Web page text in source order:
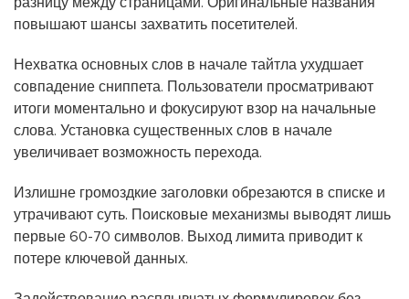
повышают шансы захватить посетителей.
Нехватка основных слов в начале тайтла ухудшает
совпадение сниппета. Пользователи просматривают
итоги моментально и фокусируют взор на начальные
слова. Установка существенных слов в начале
увеличивает возможность перехода.
Излишне громоздкие заголовки обрезаются в списке и
утрачивают суть. Поисковые механизмы выводят лишь
первые 60-70 символов. Выход лимита приводит к
потере ключевой данных.